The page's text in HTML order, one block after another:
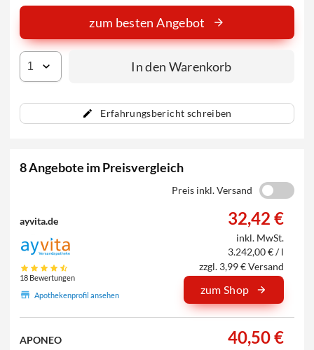
Erfahrungsbericht schreiben
zum besten Angebot
In den Warenkorb
8 Angebote im Preisvergleich
Preis inkl. Versand
ayvita.de
18 Bewertungen
Apothekenprofil ansehen
32,42 €
inkl. MwSt.
3.242,00 € / l
zzgl. 3,99 € Versand
zum Shop
APONEO 40,50 €